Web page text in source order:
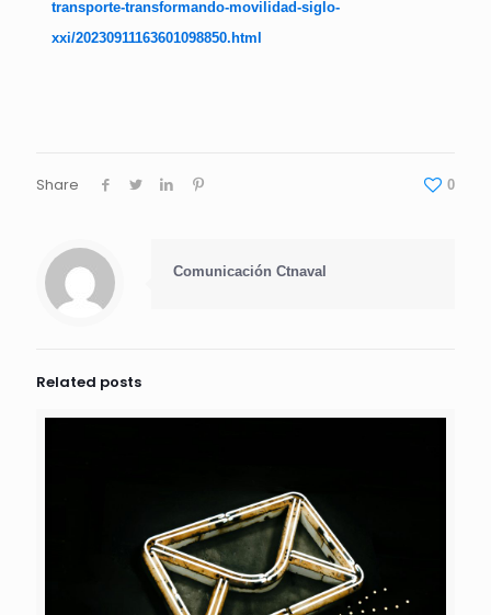
transporte-transformando-movilidad-siglo-
xxi/20230911163601098850.html
Share 0
Comunicación Ctnaval
Related posts